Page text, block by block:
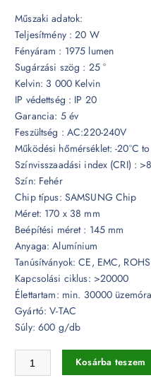
Műszaki adatok:
Teljesítmény : 20 W
Fényáram : 1975 lumen
Sugárzási szög : 25 °
Kelvin: 3 000 Kelvin
IP védettség : IP 20
Garancia: 5 év
Feszültség : AC:220-240V
Működési hőmérséklet: -20°C
Színvisszaadási index (CRI) :
Szín: Fehér
Chip típus: SAMSUNG Chip
Méret: 170 x 38 mm
Beépítési méret : 145 mm
Anyaga: Alumínium
Tanúsítványok: CE, EMC, ROHS
Kapcsolási ciklus: >20000
Élettartam: min. 30000 üzemóra
Gyártó: V-TAC
Súly: 600 g/db
20W LED mélysugárzó
Kosárba teszem